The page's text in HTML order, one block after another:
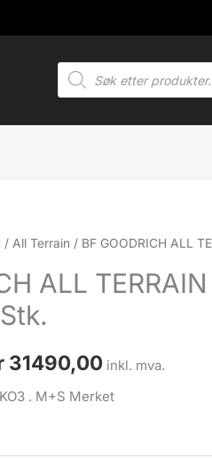
Products
search
/ All Terrain / BF GOODRICH ALL
ALL
31490,00 Prisområde:
kr 10990,00
inkl. mva.
. M+S Merket